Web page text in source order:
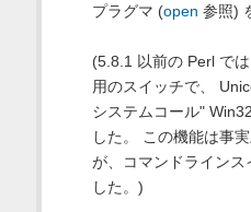
プラグマ (open 参照)
(5.8.1 以前の Perl では
用のスイッチで、
システムコール"
した。 この機能は事
が、コマンドラインス
した。)